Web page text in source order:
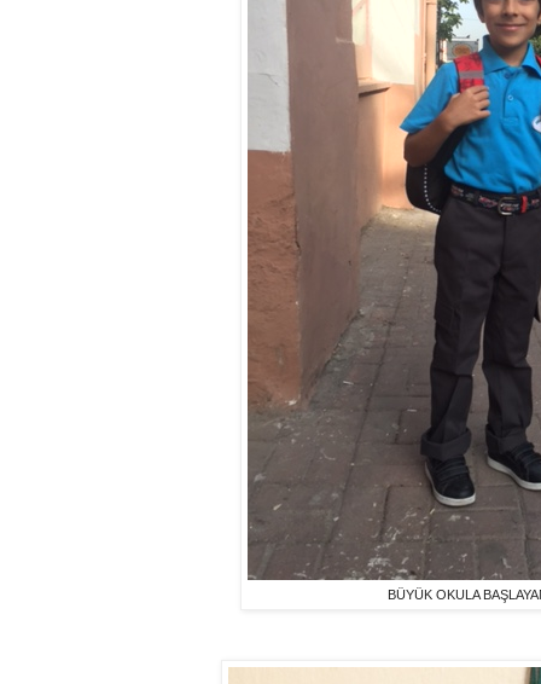
BÜYÜK OKULA